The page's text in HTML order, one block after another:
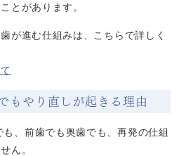
とがあります。
が進む仕組みは、こちらで詳しく
もやり直しが起きる理由
、前歯でも奥歯でも、再発の仕組
ん。